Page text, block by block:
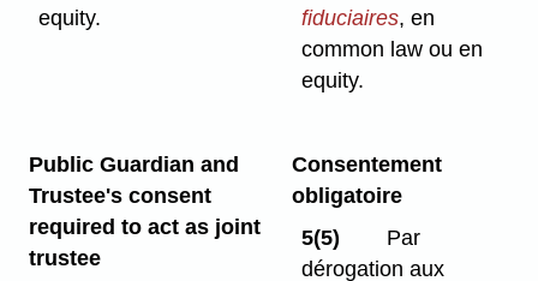
equity.
fiduciaires, en
common law ou en
equity.
Public Guardian and
Trustee's consent
required to act as joint
trustee
Consentement
obligatoire
5(5)
Par
dérogation aux